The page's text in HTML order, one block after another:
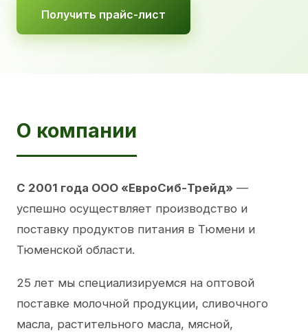
Получить прайс-лист
О компании
С 2001 года ООО «ЕвроСиб-Трейд» —
успешно осуществляет производство и
поставку продуктов питания в Тюмени и
Тюменской области.
25 лет мы специализируемся на оптовой
поставке молочной продукции, сливочного
масла, растительного масла, мясной,